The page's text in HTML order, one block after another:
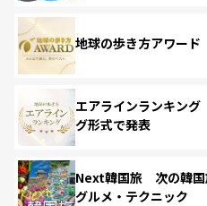
地球の歩き方アワード
エアラインランキン
グ形式で発表
Next韓国旅 次の韓国
グルメ・テクニック